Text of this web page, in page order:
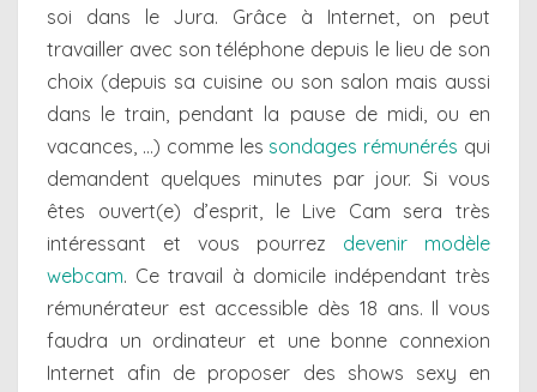
soi dans le Jura. Grâce à Internet, on peut
travailler avec son téléphone depuis le lieu de son
choix (depuis sa cuisine ou son salon mais aussi
dans le train, pendant la pause de midi, ou en
vacances, …) comme les sondages rémunérés qui
demandent quelques minutes par jour. Si vous
êtes ouvert(e) d’esprit, le Live Cam sera très
intéressant et vous pourrez devenir modèle
webcam. Ce travail à domicile indépendant très
rémunérateur est accessible dès 18 ans. Il vous
faudra un ordinateur et une bonne connexion
Internet afin de proposer des shows sexy en